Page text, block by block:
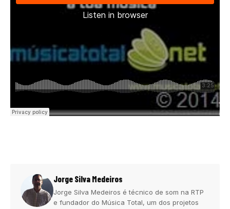
Jorge Silva Medeiros
Jorge Silva Medeiros é técnico de som na RTP
e fundador do Música Total, um dos projetos